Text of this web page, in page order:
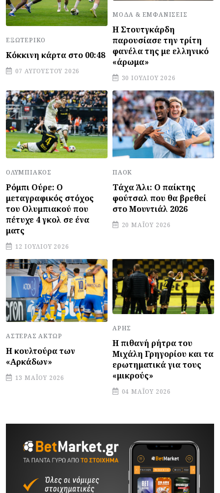
ΕΞΩΤΕΡΙΚΌ
Κόκκινη κάρτα στο 00:48
07 ΑΥΓΟΎΣΤΟΥ 2026
ΜΌΔΑ & ΕΜΦΑΝΊΣΕΙΣ
Η Στουτγκάρδη
παρουσίασε την τρίτη
φανέλα της με ελληνικό
«άρωμα»
30 ΙΟΥΛΊΟΥ 2026
ΟΛΥΜΠΙΑΚΌΣ
Ρόμπι Ούρε: Ο
μεταγραφικός στόχος
του Ολυμπιακού που
πέτυχε 4 γκολ σε ένα
ματς
12 ΙΟΥΛΊΟΥ 2026
ΠΑΟΚ
Τάχα Άλι: Ο παίκτης
φούτσαλ που θα βρεθεί
στο Μουντιάλ 2026
20 ΜΑΪ́ΟΥ 2026
ΑΣΤΈΡΑΣ ΆΚΤΩΡ
Η κουλτούρα των
«Αρκάδων»
13 ΜΑΪ́ΟΥ 2026
ΆΡΗΣ
Η πιθανή ρήτρα του
Μιχάλη Γρηγορίου και τα
ερωτηματικά για τους
«μικρούς»
04 ΜΑΪ́ΟΥ 2026